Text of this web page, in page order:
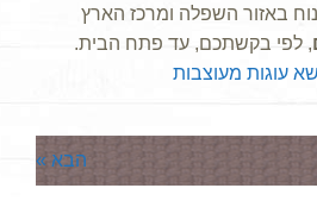
באזור השפלה ומרכז הארץ
, לפי בקשתכם, עד פתח הבית.
עוגות מעוצבות
הבא »